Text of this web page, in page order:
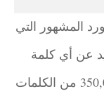
المشهور التي
عن أي كلمة
إنجليزية غير مألوفة. هناك أكثر من 350,000 من الكلمات